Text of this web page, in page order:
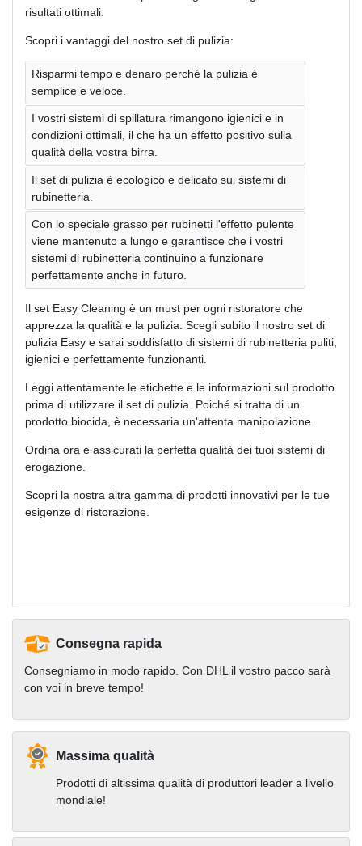
risultati ottimali.
Scopri i vantaggi del nostro set di pulizia:
Risparmi tempo e denaro perché la pulizia è
semplice e veloce.
I vostri sistemi di spillatura rimangono igienici e in
condizioni ottimali, il che ha un effetto positivo sulla
qualità della vostra birra.
Il set di pulizia è ecologico e delicato sui sistemi di
rubinetteria.
Con lo speciale grasso per rubinetti l'effetto pulente
viene mantenuto a lungo e garantisce che i vostri
sistemi di rubinetteria continuino a funzionare
perfettamente anche in futuro.
Il set Easy Cleaning è un must per ogni ristoratore che
apprezza la qualità e la pulizia. Scegli subito il nostro set di
pulizia Easy e sarai soddisfatto di sistemi di rubinetteria puliti,
igienici e perfettamente funzionanti.
Leggi attentamente le etichette e le informazioni sul prodotto
prima di utilizzare il set di pulizia. Poiché si tratta di un
prodotto biocida, è necessaria un'attenta manipolazione.
Ordina ora e assicurati la perfetta qualità dei tuoi sistemi di
erogazione.
Scopri la nostra altra gamma di prodotti innovativi per le tue
esigenze di ristorazione.
Consegna rapida
Consegniamo in modo rapido. Con DHL il vostro pacco sarà
con voi in breve tempo!
Massima qualità
Prodotti di altissima qualità di produttori leader a livello
mondiale!